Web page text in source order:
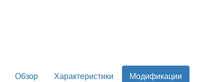
Обзор Характеристики
Модификации